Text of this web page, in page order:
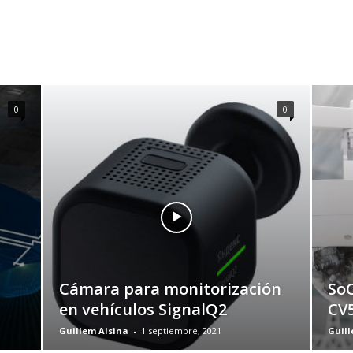
0
Cámara para monitorización
en vehículos SignalQ2
Guillem Alsina - 1 septiembre, 2021
0